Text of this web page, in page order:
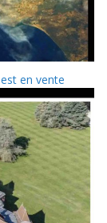
en vente